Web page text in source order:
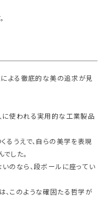
による徹底的な美の追求が見
に使われる実用的な工業製品
るうえで、自らの美学を表現
した。
のなら、段ボールに座ってい
このような確固たる哲学が